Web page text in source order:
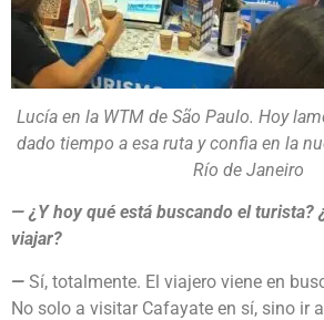
Lucía en la WTM de São Paulo. Hoy
dado tiempo a esa ruta y confìa en la
Río de Janeiro
— ¿Y hoy qué está buscando el turista?
viajar?
— Sí, totalmente. El viajero viene en
No solo a visitar Cafayate en sí, sino ir